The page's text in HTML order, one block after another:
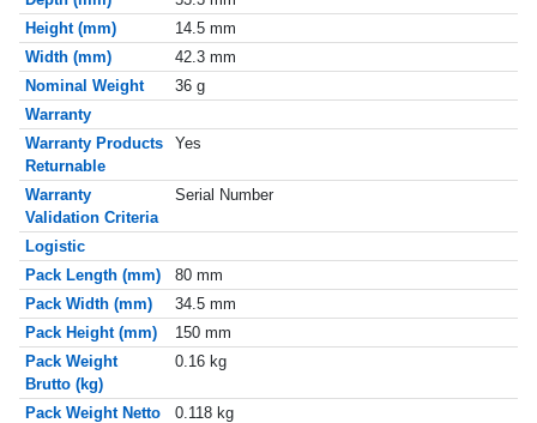
Height (mm)
14.5 mm
Width (mm)
42.3 mm
Nominal Weight
36 g
Warranty
Warranty Products
Returnable
Yes
Warranty
Validation Criteria
Serial Number
Logistic
Pack Length (mm)
80 mm
Pack Width (mm)
34.5 mm
Pack Height (mm)
150 mm
Pack Weight
Brutto (kg)
0.16 kg
Pack Weight Netto
0.118 kg